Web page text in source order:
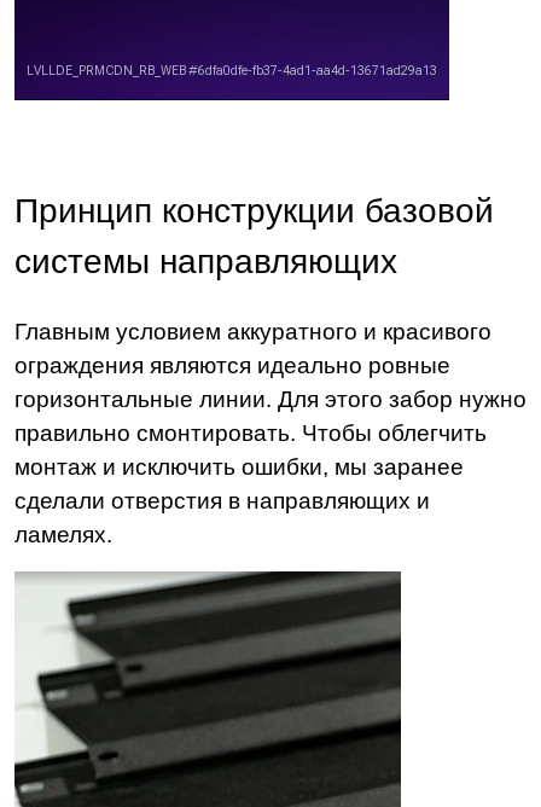
Принцип конструкции базовой
системы направляющих
Главным условием аккуратного и красивого
ограждения являются идеально ровные
горизонтальные линии. Для этого забор нужно
правильно смонтировать. Чтобы облегчить
монтаж и исключить ошибки, мы заранее
сделали отверстия в направляющих и
ламелях.